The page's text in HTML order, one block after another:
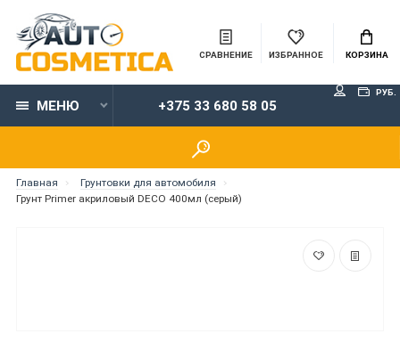
СРАВНЕНИЕ ИЗБРАННОЕ КОРЗИНА
МЕНЮ +375 33 680 58 05
РУБ.
Главная
Грунтовки для автомобиля
Грунт Primer акриловый DECO 400мл (серый)